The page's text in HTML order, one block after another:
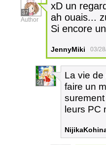
37
Author
xD un
ah ouais...
Si encore
JennyMiki 03/
21
La vie
faire un
leurs PC